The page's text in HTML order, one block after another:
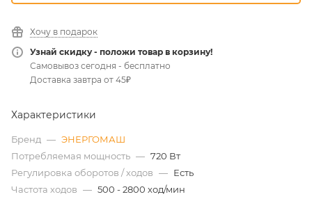
Хочу в подарок
Узнай скидку - положи товар в корзину!
Самовывоз сегодня - бесплатно
Доставка завтра от 45₽
Характеристики
Бренд — ЭНЕРГОМАШ
Потребляемая мощность — 720 Вт
Регулировка оборотов / ходов — Есть
Частота ходов — 500 - 2800 ход/мин